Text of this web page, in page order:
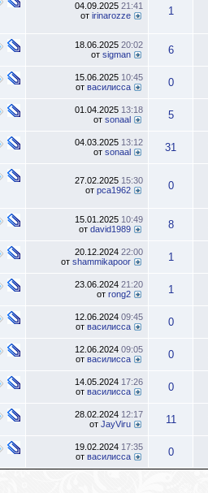
04.09.2025 21:41
от irinarozze 1
18.06.2025 20:02
от sigman 6
15.06.2025 10:45
от василисса 0
01.04.2025 13:18
от sonaal 5
04.03.2025 13:12
от sonaal 31
27.02.2025 15:30
от pca1962 0
15.01.2025 10:49
от david1989 8
20.12.2024 22:00
от shammikapoor 1
23.06.2024 21:20
от rong2 1
12.06.2024 09:45
от василисса 0
12.06.2024 09:05
от василисса 0
14.05.2024 17:26
от василисса 0
28.02.2024 12:17
от JayViru 11
19.02.2024 17:35
от василисса 0